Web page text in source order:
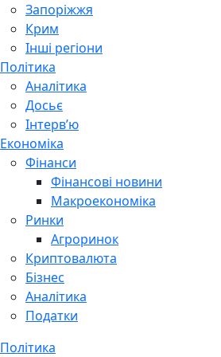
Запоріжжя
Крим
Інші регіони
Політика
Аналітика
Досьє
Інтерв’ю
Економіка
Фінанси
Фінансові новини
Макроекономіка
Ринки
Агроринок
Криптовалюта
Бізнес
Аналітика
Податки
Політика